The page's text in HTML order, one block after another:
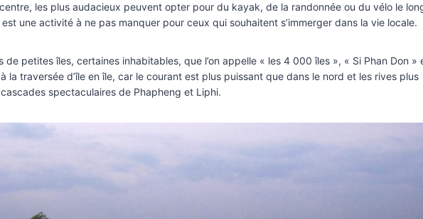
les plus audacieux peuvent opter pour du kayak, de la randonnée ou du vélo le
une activité à ne pas manquer pour ceux qui souhaitent s’immerger dans la vie locale.
de petites îles, certaines inhabitables, que l’on appelle « les 4 000 îles », « Si Phan Don »
la traversée d’île en île, car le courant est plus puissant que dans le nord et les rives plus
spectaculaires de Phapheng et Liphi.